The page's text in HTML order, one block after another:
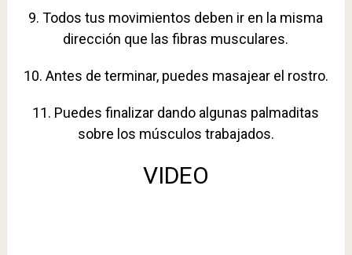
9. Todos tus movimientos deben ir en la misma
dirección que las fibras musculares.
10. Antes de terminar, puedes masajear el rostro.
11. Puedes finalizar dando algunas palmaditas
sobre los músculos trabajados.
VIDEO